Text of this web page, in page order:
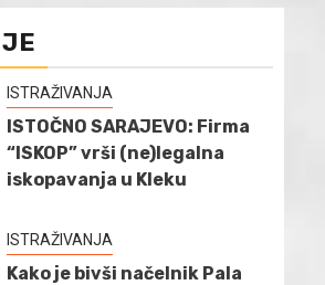
ISTRAŽIVANJA
ISTOČNO SARAJEVO: Firma
“ISKOP” vrši (ne)legalna
iskopavanja u Kleku
ISTRAŽIVANJA
Kako je bivši načelnik Pala